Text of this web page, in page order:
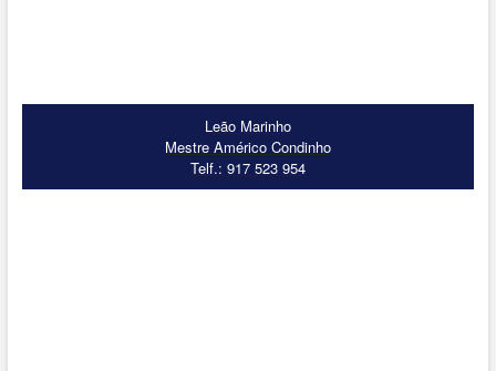
Leão Marinho
Mestre Américo Condinho
Telf.: 917 523 954